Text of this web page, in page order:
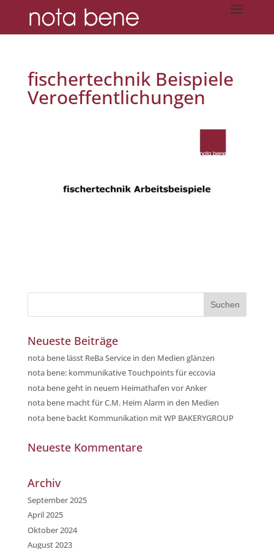
fischertechnik Beispiele
Veroeffentlichungen
Neueste Beiträge
nota bene lässt ReBa Service in den Medien glänzen
nota bene: kommunikative Touchpoints für eccovia
nota bene geht in neuem Heimathafen vor Anker
nota bene macht für C.M. Heim Alarm in den Medien
nota bene backt Kommunikation mit WP BAKERYGROUP
Neueste Kommentare
Archiv
September 2025
April 2025
Oktober 2024
August 2023